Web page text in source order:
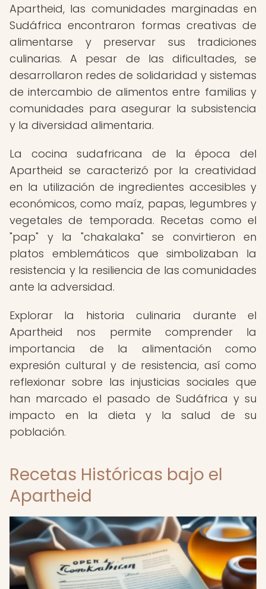
Apartheid, las comunidades marginadas en
Sudáfrica encontraron formas creativas de
alimentarse y preservar sus tradiciones
culinarias. A pesar de las dificultades, se
desarrollaron redes de solidaridad y sistemas
de intercambio de alimentos entre familias y
comunidades para asegurar la subsistencia
y la diversidad alimentaria.
La cocina sudafricana de la época del
Apartheid se caracterizó por la creatividad
en la utilización de ingredientes accesibles y
económicos, como maíz, papas, legumbres y
vegetales de temporada. Recetas como el
"pap" y la "chakalaka" se convirtieron en
platos emblemáticos que simbolizaban la
resistencia y la resiliencia de las comunidades
ante la adversidad.
Explorar la historia culinaria durante el
Apartheid nos permite comprender la
importancia de la alimentación como
expresión cultural y de resistencia, así como
reflexionar sobre las injusticias sociales que
han marcado el pasado de Sudáfrica y su
impacto en la dieta y la salud de su
población.
Recetas Históricas bajo el
Apartheid